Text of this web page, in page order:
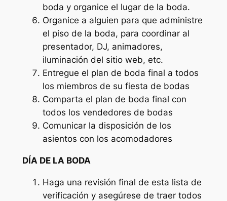
boda y organice el lugar de la boda.
Organice a alguien para que administre
el piso de la boda, para coordinar al
presentador, DJ, animadores,
iluminación del sitio web, etc.
Entregue el plan de boda final a todos
los miembros de su fiesta de bodas
Comparta el plan de boda final con
todos los vendedores de bodas
Comunicar la disposición de los
asientos con los acomodadores
DÍA DE LA BODA
Haga una revisión final de esta lista de
verificación y asegúrese de traer todos